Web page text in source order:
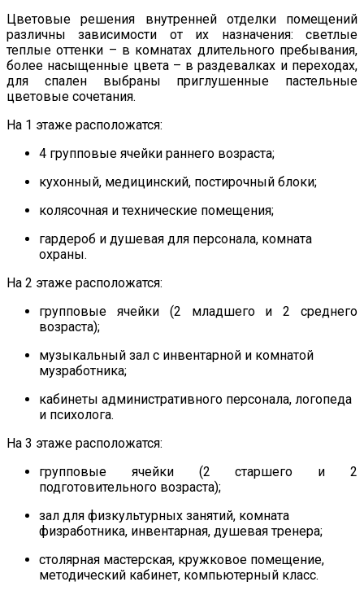
Цветовые решения внутренней отделки помещений
различны зависимости от их назначения: светлые
теплые оттенки – в комнатах длительного пребывания,
более насыщенные цвета – в раздевалках и переходах,
для спален выбраны приглушенные пастельные
цветовые сочетания.
На 1 этаже расположатся:
4 групповые ячейки раннего возраста;
кухонный, медицинский, постирочный блоки;
колясочная и технические помещения;
гардероб и душевая для персонала, комната
охраны.
На 2 этаже расположатся:
групповые ячейки (2 младшего и 2 среднего
возраста);
музыкальный зал с инвентарной и комнатой
музработника;
кабинеты административного персонала, логопеда
и психолога.
На 3 этаже расположатся:
групповые ячейки (2 старшего и 2
подготовительного возраста);
зал для физкультурных занятий, комната
физработника, инвентарная, душевая тренера;
столярная мастерская, кружковое помещение,
методический кабинет, компьютерный класс.